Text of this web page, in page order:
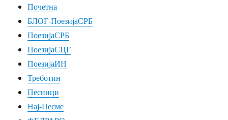
Почетна
БЛОГ-ПоезијаСРБ
ПоезијаСРБ
ПоезијаСЦГ
ПоезијаИН
Треботин
Песници
Нај-Песме